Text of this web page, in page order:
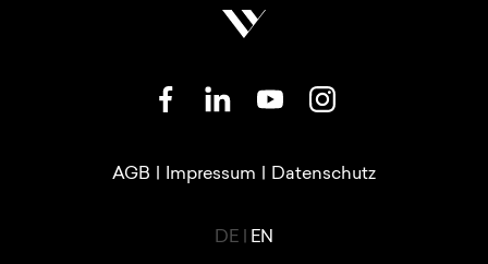
SOZIALE NETZWERKE
RECHTLICHE LINKS
AGB Impressum Datenschutz
LANGUAGE SWITCHER
DE EN